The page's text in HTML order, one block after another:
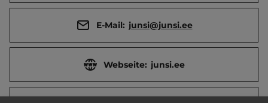
E-Mail: junsi@junsi.ee
Webseite: junsi.ee